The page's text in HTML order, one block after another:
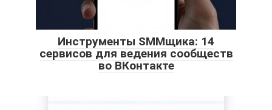
Инструменты SMMщика: 14
сервисов для ведения сообществ
во ВКонтакте